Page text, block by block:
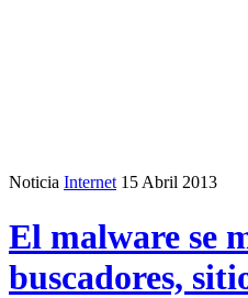
Noticia Internet 15 Abril 2013
El malware se
buscadores,